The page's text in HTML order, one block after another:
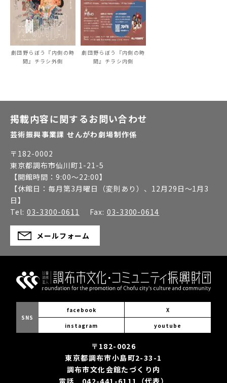
劇団野らぼう『内側の時
間』チラシ外側
劇団野らぼう『内側の時
間』チラシ内側
掲載内容に関するお問い合わせ
芸術振興事業課 せんがわ劇場制作係
〒 182-0002
東京都調布市仙川町1-21-5
【開館時間： 9:00～22:00】
【休館日： 毎月第3月曜日（変則あり）、12月29日～1月3
日】
Tel: 03-3300-0611 Fax: 03-3300-0614
メールフォーム
SNS
facebook X
instagram youtube
〒182-0026
東京都調布市小島町2-33-1
調布市文化会館たづくり内